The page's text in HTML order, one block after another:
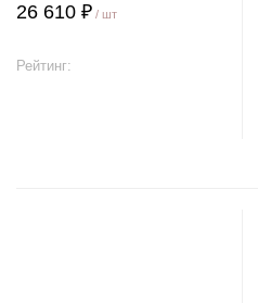
26 610 ₽ / шт
Рейтинг: